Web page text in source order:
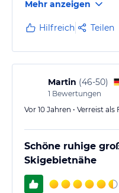
Küche top: Backofen,
Toaster..., einfach alles
Und vor allem sehr
Service.
Alles super. W-lan
gewünscht. Ideale Zeit
Weihnachten oder
Mehr anzeigen
Hilfreich Teilen
Martin (46-50)
1 Bewertungen
Vor 10 Jahren • Verreist
Schöne ruhige
Skigebietnähe